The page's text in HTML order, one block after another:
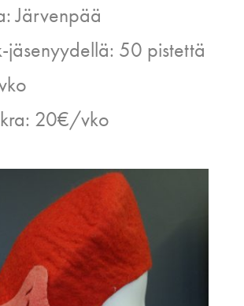
Järvenpää
jäsenyydellä: 50 pistettä
20€/vko